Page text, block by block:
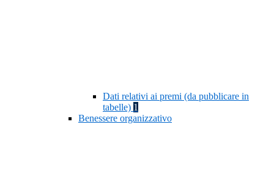
Dati relativi ai premi (da pubblicare in
tabelle) 1
Benessere organizzativo